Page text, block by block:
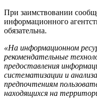
При заимствовании
информационного
обязательна.
«На информационном
рекомендательные
предоставления
систематизации и
предпочтениям
находящихся на